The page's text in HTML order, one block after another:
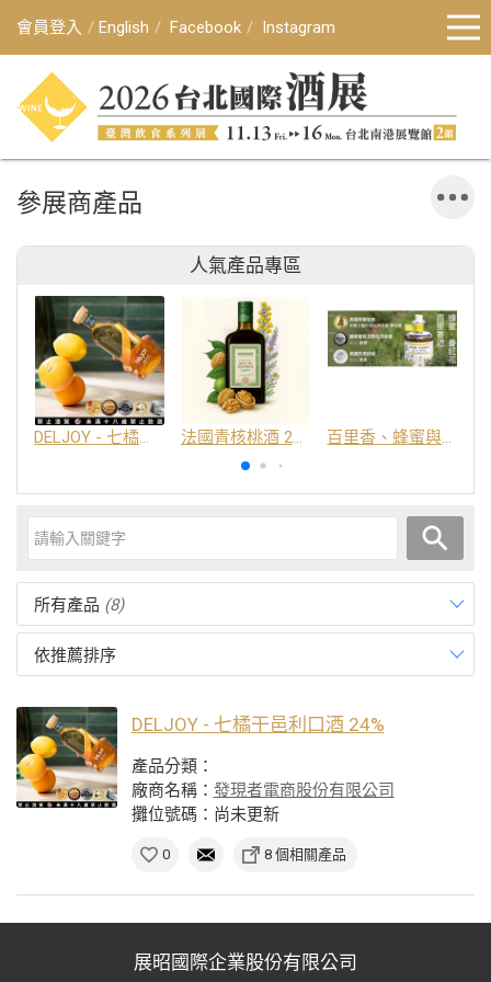
會員登入 English Facebook Instagram
參展商產品
人氣產品專區
DELJOY - 七橘干邑利口酒 24% 法國青核桃酒 25% 百里香、蜂蜜與番紅花酒
所有產品 (8)
依推薦排序
DELJOY - 七橘干邑利口酒 24%
產品分類：
廠商名稱： 發現者電商股份有限公司
攤位號碼：尚未更新
0 8 個相關產品
展昭國際企業股份有限公司